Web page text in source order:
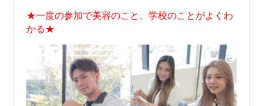
★一度の参加で美容のこと、学校のことがよくわ
かる★